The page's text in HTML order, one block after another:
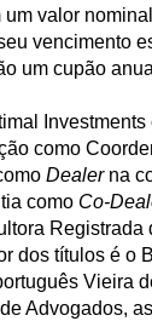
valor
vencimento
um cupão
como
Dealerna
como Co-
Registrada
dos títulos é o
Vieira
Advogados,